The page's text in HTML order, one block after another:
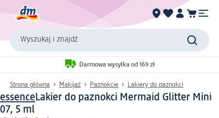
Wyszukaj i znajdź
Darmowa wysyłka od 169 zł
Strona główna Makijaż Paznokcie Lakiery do paznokci
essenceLakier do paznokci Mermaid Glitter Mini
07, 5 ml